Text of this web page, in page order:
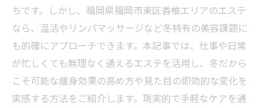
ちです。しかし、福岡県福岡市東区香椎エリアのエステ
なら、温活やリンパマッサージなど冬特有の美容課題に
も的確にアプローチできます。本記事では、仕事や日常
が忙しくても無理なく通えるエステを活用し、冬だから
こそ可能な痩身効果の高め方や見た目の即効的な変化を
実感する方法をご紹介します。現実的で手軽なケアを通